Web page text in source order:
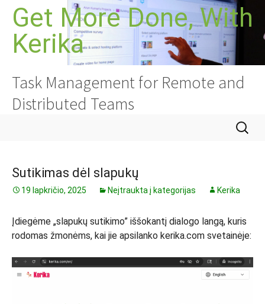
Pereiti
prie
turinio
Get More Done, With
Kerika
Task Management for Remote and
Distributed Teams
Ieškoti:
Sutikimas dėl slapukų
19 lapkričio, 2025 Neįtraukta į kategorijas Kerika
Įdiegėme „slapukų sutikimo” iššokantį dialogo langą, kuris
rodomas žmonėms, kai jie apsilanko kerika.com svetainėje: